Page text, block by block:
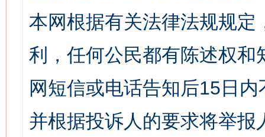
本网根据有关法律法规规
利，任何公民都有陈述权
网短信或电话告知后15日
并根据投诉人的要求将举